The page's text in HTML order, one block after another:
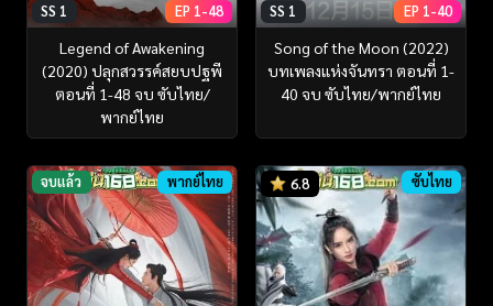
SS 1 EP 1-48
Legend of Awakening
(2020) ปลุกสวรรค์สยบปฐพี
ตอนที่ 1-48 จบ ซับไทย/
พากย์ไทย
SS 1 EP 1-40
Song of the Moon (2022)
บทเพลงแห่งจันทรา ตอนที่ 1-
40 จบ ซับไทย/พากย์ไทย
จบแล้ว พากย์ไทย 6.8 ซับไทย